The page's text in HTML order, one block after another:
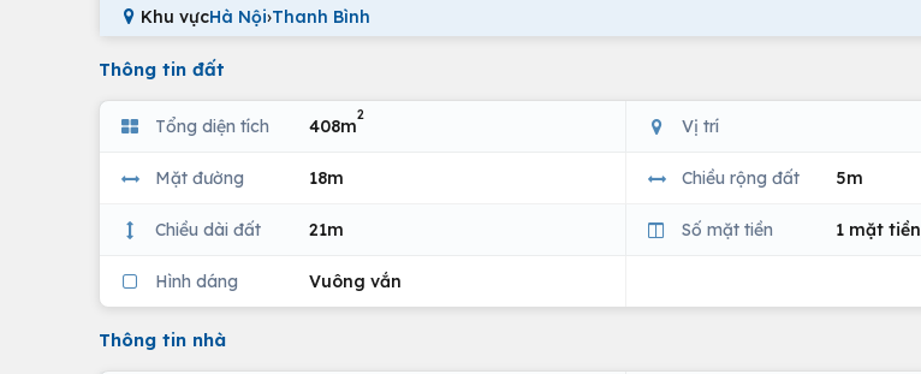
Khu vựcHà Nội›Thanh Bình
Thông tin đất
Tổng diện tích 408m
2
Vị trí
Mặt đường 18m Chiều rộng đất 5m
Chiều dài đất 21m Số mặt tiền 1 mặt tiền
Hình dáng Vuông vắn
Thông tin nhà